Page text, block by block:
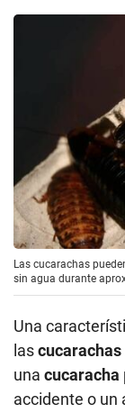
Las cucarachas
sin agua durante
Una
lascucarachas
una cucaracha
accidente o un